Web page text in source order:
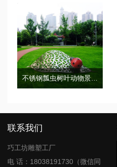
不锈钢瓢虫树叶动物景观广场雕塑
联系我们
巧工坊雕塑工厂
电 话：18038191730（微信同